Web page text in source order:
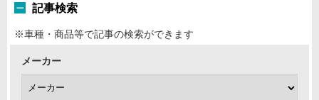
記事検索
※車種・商品等で記事の検索ができます
メーカー